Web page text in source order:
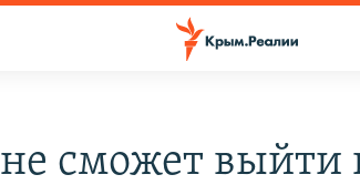
сможет выйти